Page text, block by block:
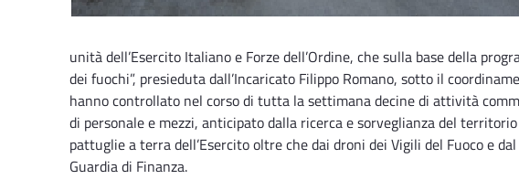
unità dell’Esercito Italiano e Forze dell’Ordine, che sulla base della
dei fuochi”, presieduta dall’Incaricato Filippo Romano, sotto il
hanno controllato nel corso di tutta la settimana decine di attività
di personale e mezzi, anticipato dalla ricerca e sorveglianza del
pattuglie a terra dell’Esercito oltre che dai droni dei Vigili del Fuoco e
Guardia di Finanza.